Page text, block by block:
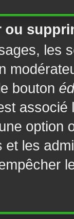
ou
les
bouton
associé
les